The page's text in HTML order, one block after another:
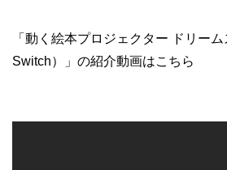
「動く絵本プロジェクター ドリー
Switch）」の紹介動画はこちら